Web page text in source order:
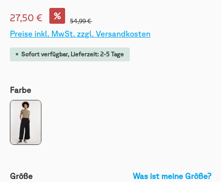
27,50 € %
54,99 €
Preise inkl. MwSt. zzgl. Versandkosten
Sofort verfügbar, Lieferzeit: 2-5 Tage
Farbe
Größe Was ist meine Größe?